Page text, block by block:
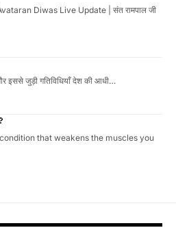
Diwas Live Update | संत रामपाल जी
इससे जुड़ी गतिविधियाँ देश की आधी…
that weakens the muscles you